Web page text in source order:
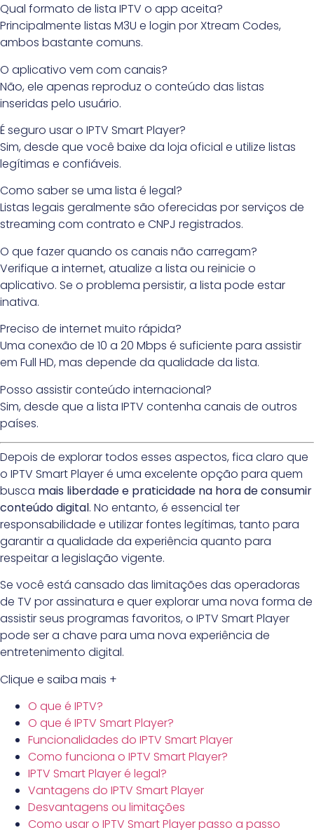
Qual formato de lista IPTV o app aceita?
Principalmente listas M3U e login por Xtream Codes,
ambos bastante comuns.
O aplicativo vem com canais?
Não, ele apenas reproduz o conteúdo das listas
inseridas pelo usuário.
É seguro usar o IPTV Smart Player?
Sim, desde que você baixe da loja oficial e utilize listas
legítimas e confiáveis.
Como saber se uma lista é legal?
Listas legais geralmente são oferecidas por serviços de
streaming com contrato e CNPJ registrados.
O que fazer quando os canais não carregam?
Verifique a internet, atualize a lista ou reinicie o
aplicativo. Se o problema persistir, a lista pode estar
inativa.
Preciso de internet muito rápida?
Uma conexão de 10 a 20 Mbps é suficiente para assistir
em Full HD, mas depende da qualidade da lista.
Posso assistir conteúdo internacional?
Sim, desde que a lista IPTV contenha canais de outros
países.
Depois de explorar todos esses aspectos, fica claro que
o IPTV Smart Player é uma excelente opção para quem
busca mais liberdade e praticidade na hora de consumir
conteúdo digital. No entanto, é essencial ter
responsabilidade e utilizar fontes legítimas, tanto para
garantir a qualidade da experiência quanto para
respeitar a legislação vigente.
Se você está cansado das limitações das operadoras
de TV por assinatura e quer explorar uma nova forma de
assistir seus programas favoritos, o IPTV Smart Player
pode ser a chave para uma nova experiência de
entretenimento digital.
Clique e saiba mais +
O que é IPTV?
O que é IPTV Smart Player?
Funcionalidades do IPTV Smart Player
Como funciona o IPTV Smart Player?
IPTV Smart Player é legal?
Vantagens do IPTV Smart Player
Desvantagens ou limitações
Como usar o IPTV Smart Player passo a passo